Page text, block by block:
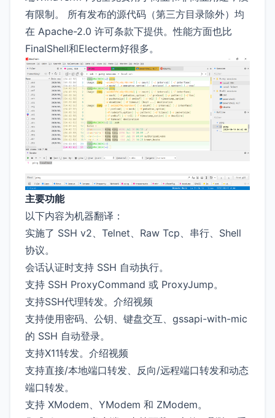
有限制。 所有发布的源代码（第三方目录除外）均
在 Apache-2.0 许可条款下提供。性能方面也比
FinalShell和Electerm好很多。
主要功能
以下内容为机器翻译：
实施了 SSH v2、Telnet、Raw Tcp、串行、Shell
协议。
会话认证时支持 SSH 自动执行。
支持 SSH ProxyCommand 或 ProxyJump。
支持SSH代理转发。介绍视频
支持使用密码、公钥、键盘交互、gssapi-with-mic
的 SSH 自动登录。
支持X11转发。介绍视频
支持直接/本地端口转发、反向/远程端口转发和动态
端口转发。
支持 XModem、YModem 和 ZModem。